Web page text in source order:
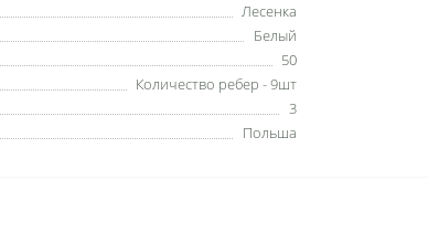
Лесенка
Белый
50
Количество ребер - 9шт
3
Польша